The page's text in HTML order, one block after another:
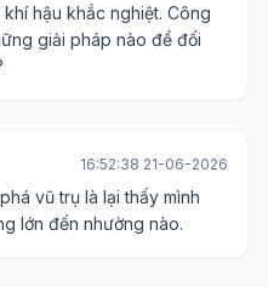
hậu khắc nghiệt. Công
giải pháp nào để đối
16:52:38 21-06-2026
vũ trụ là lại thấy mình
lớn đến nhường nào.